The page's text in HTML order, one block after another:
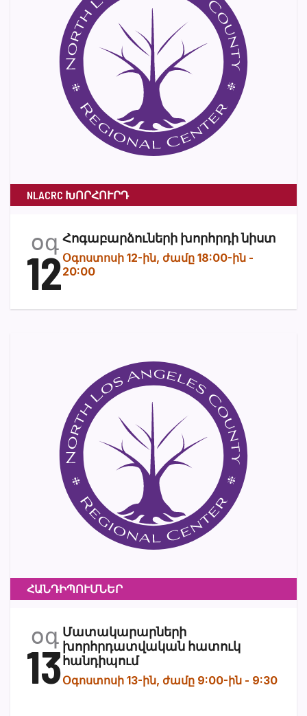
NLACRC ԽՈՐՀՈՒՐԴ
օգ
12
Հոգաբարձուների խորհրդի նիստ
Օգոստոսի 12-ին, ժամը 18:00-ին -
20:00
ՀԱՆԴԻՊՈՒՄՆԵՐ
օգ
13
Մատակարարների
խորհրդատվական հատուկ
հանդիպում
Օգոստոսի 13-ին, ժամը 9:00-ին - 9:30